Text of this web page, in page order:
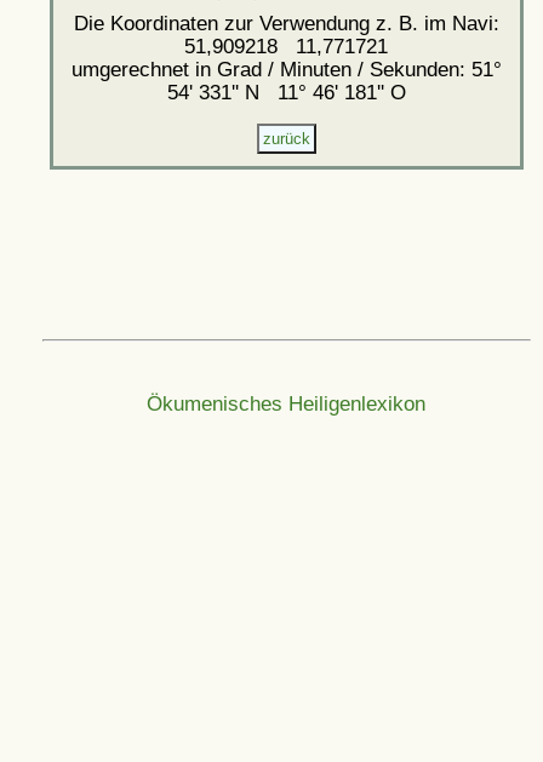
Die Koordinaten zur Verwendung z. B. im Navi:
51,909218 11,771721
umgerechnet in Grad / Minuten / Sekunden: 51°
54' 331'' N 11° 46' 181'' O
Ökumenisches Heiligenlexikon